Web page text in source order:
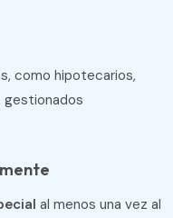
como hipotecarios,
al menos una vez al